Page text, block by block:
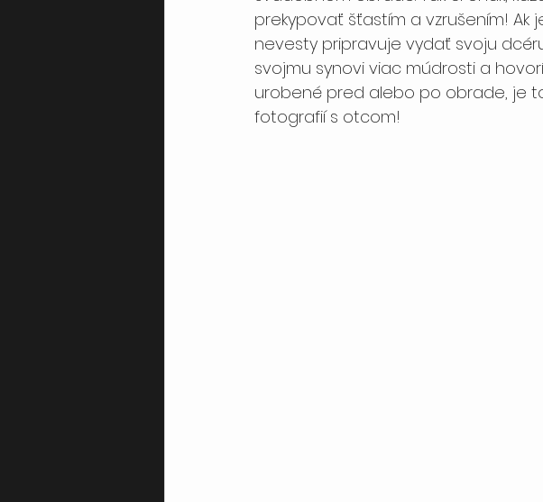
prekypovať šťastím a vzrušením!
nevesty pripravuje vydať svoju
svojmu synovi viac múdrosti a
urobené pred alebo po obrade, je
fotografií s otcom!